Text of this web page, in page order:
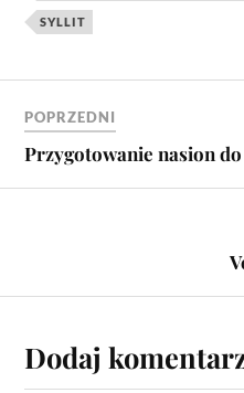
SYLLIT
POPRZEDNI
Przygotowanie nasion
Dodaj